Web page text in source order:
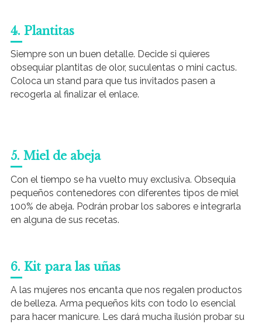
4. Plantitas
Siempre son un buen detalle. Decide si quieres
obsequiar plantitas de olor, suculentas o mini cactus.
Coloca un stand para que tus invitados pasen a
recogerla al finalizar el enlace.
5. Miel de abeja
Con el tiempo se ha vuelto muy exclusiva. Obsequia
pequeños contenedores con diferentes tipos de miel
100% de abeja. Podrán probar los sabores e integrarla
en alguna de sus recetas.
6. Kit para las uñas
A las mujeres nos encanta que nos regalen productos
de belleza. Arma pequeños kits con todo lo esencial
para hacer manicure. Les dará mucha ilusión probar su